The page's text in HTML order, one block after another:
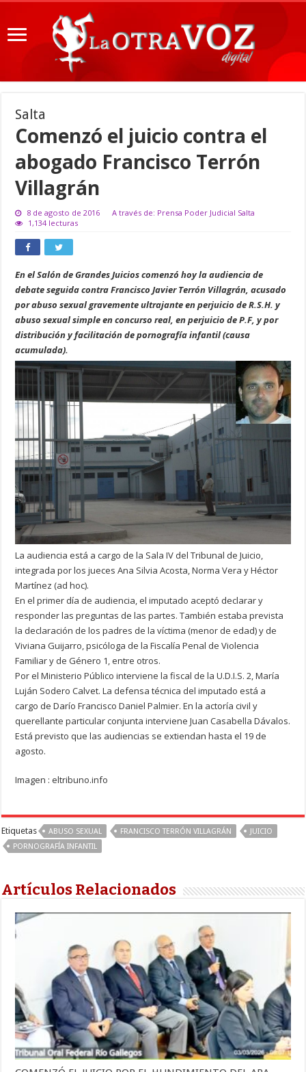
Salta
Comenzó el juicio contra el
abogado Francisco Terrón
Villagrán
8 de agosto de 2016
A través de: Prensa Poder Judicial Salta
1,134 lecturas
En el Salón de Grandes Juicios comenzó hoy la audiencia de
debate seguida contra Francisco Javier Terrón Villagrán, acusado
por abuso sexual gravemente ultrajante en perjuicio de R.S.H. y
abuso sexual simple en concurso real, en perjuicio de P.F, y por
distribución y facilitación de pornografía infantil (causa
acumulada).
La audiencia está a cargo de la Sala IV del Tribunal de Juicio,
integrada por los jueces Ana Silvia Acosta, Norma Vera y Héctor
Martínez (ad hoc).
En el primer día de audiencia, el imputado aceptó declarar y
responder las preguntas de las partes. También estaba prevista
la declaración de los padres de la víctima (menor de edad) y de
Viviana Guijarro, psicóloga de la Fiscalía Penal de Violencia
Familiar y de Género 1, entre otros.
Por el Ministerio Público interviene la fiscal de la U.D.I.S. 2, María
Luján Sodero Calvet. La defensa técnica del imputado está a
cargo de Darío Francisco Daniel Palmier. En la actoría civil y
querellante particular conjunta interviene Juan Casabella Dávalos.
Está previsto que las audiencias se extiendan hasta el 19 de
agosto.
Imagen : eltribuno.info
Etiquetas ABUSO SEXUAL FRANCISCO TERRÓN VILLAGRÁN
JUICIO
PORNOGRAFÍA INFANTIL
Artículos Relacionados